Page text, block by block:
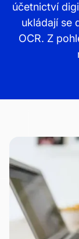
účetnictví
ukládají se
OCR. Z